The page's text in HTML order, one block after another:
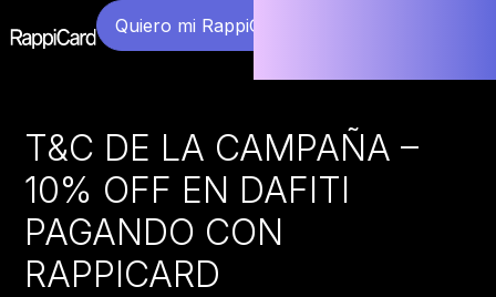
Quiero mi RappiCard
T&C DE LA CAMPAÑA –
10% OFF EN DAFITI
PAGANDO CON
RAPPICARD